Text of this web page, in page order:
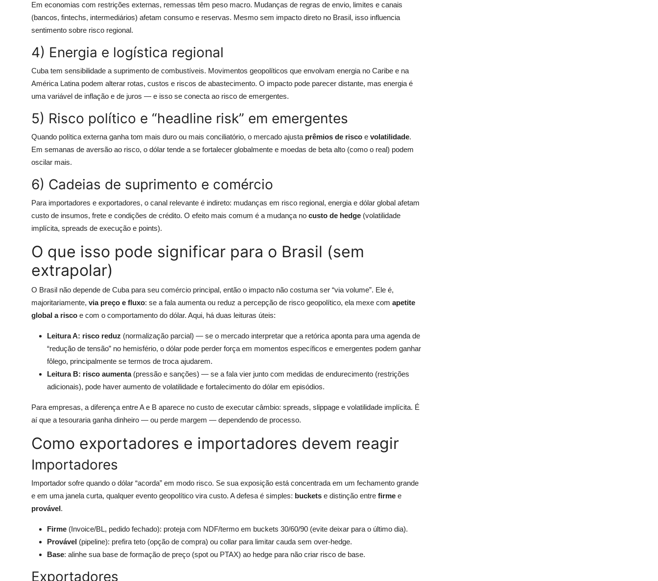
Em economias com restrições externas, remessas têm peso macro. Mudanças de regras de envio, limites e canais
(bancos, fintechs, intermediários) afetam consumo e reservas. Mesmo sem impacto direto no Brasil, isso influencia
sentimento sobre risco regional.
4) Energia e logística regional
Cuba tem sensibilidade a suprimento de combustíveis. Movimentos geopolíticos que envolvam energia no Caribe e na
América Latina podem alterar rotas, custos e riscos de abastecimento. O impacto pode parecer distante, mas energia é
uma variável de inflação e de juros — e isso se conecta ao risco de emergentes.
5) Risco político e “headline risk” em emergentes
Quando política externa ganha tom mais duro ou mais conciliatório, o mercado ajusta prêmios de risco e volatilidade.
Em semanas de aversão ao risco, o dólar tende a se fortalecer globalmente e moedas de beta alto (como o real) podem
oscilar mais.
6) Cadeias de suprimento e comércio
Para importadores e exportadores, o canal relevante é indireto: mudanças em risco regional, energia e dólar global afetam
custo de insumos, frete e condições de crédito. O efeito mais comum é a mudança no custo de hedge (volatilidade
implícita, spreads de execução e points).
O que isso pode significar para o Brasil (sem
extrapolar)
O Brasil não depende de Cuba para seu comércio principal, então o impacto não costuma ser “via volume”. Ele é,
majoritariamente, via preço e fluxo: se a fala aumenta ou reduz a percepção de risco geopolítico, ela mexe com apetite
global a risco e com o comportamento do dólar. Aqui, há duas leituras úteis:
Leitura A: risco reduz (normalização parcial) — se o mercado interpretar que a retórica aponta para uma agenda de
“redução de tensão” no hemisfério, o dólar pode perder força em momentos específicos e emergentes podem ganhar
fôlego, principalmente se termos de troca ajudarem.
Leitura B: risco aumenta(pressão e sanções) — se a fala vier junto com medidas de endurecimento (restrições
adicionais), pode haver aumento de volatilidade e fortalecimento do dólar em episódios.
Para empresas, a diferença entre A e B aparece no custo de executar câmbio: spreads, slippage e volatilidade implícita. É
aí que a tesouraria ganha dinheiro — ou perde margem — dependendo de processo.
Como exportadores e importadores devem reagir
Importadores
Importador sofre quando o dólar “acorda” em modo risco. Se sua exposição está concentrada em um fechamento grande
e em uma janela curta, qualquer evento geopolítico vira custo. A defesa é simples: buckets e distinção entre firme e
provável.
Firme (Invoice/BL, pedido fechado): proteja com NDF/termo em buckets 30/60/90 (evite deixar para o último dia).
Provável (pipeline): prefira teto (opção de compra) ou collar para limitar cauda sem over-hedge.
Base: alinhe sua base de formação de preço (spot ou PTAX) ao hedge para não criar risco de base.
Exportadores